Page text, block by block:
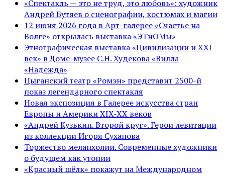
«Спектакль — это не труд, это любовь»: художник
Андрей Бутяев о сценографии, костюмах и магии
12 июня 2026 года в Арт-галерее «Счастье на
Волге» открылась выставка «ЭТнОМы»
Этнографическая выставка «Цивилизации и ХХI
век» в Доме-музее С.Н. Худекова «Вилла
«Надежда»
Цыганский театр «Ромэн» представит 2500-й
показ легендарного спектакля
Новая экспозиция в Галерее искусства стран
Европы и Америки XIX-XX веков
«Андрей Кузькин. Второй круг». Герои левитации
из коллекции Игоря Суханова
Торжество меланхолии. Современные художники
о будущем как утопии
«Красный шёлк» покажут на Международном